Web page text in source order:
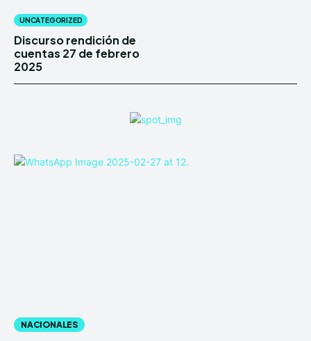
UNCATEGORIZED
Discurso rendición de
cuentas 27 de febrero
2025
NACIONALES